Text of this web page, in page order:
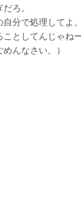
ろ。
分で処理してよ。
としてんじゃねー
んなさい。）